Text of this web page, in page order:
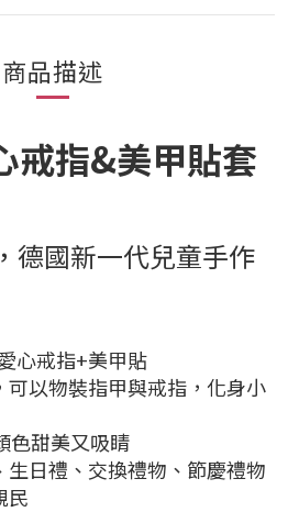
商品描述
戒指&美甲貼套
德國新一代兒童手作
心戒指+美甲貼
可以物裝指甲與戒指，化身小
色甜美又吸睛
生日禮、交換禮物、節慶禮物
民